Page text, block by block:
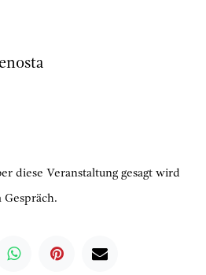
diese Veranstaltung gesagt wird
Gespräch.